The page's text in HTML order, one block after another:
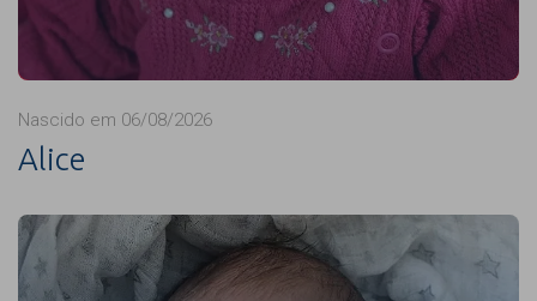
Nascido em 06/08/2026
Alice